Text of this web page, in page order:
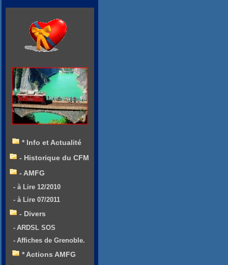
* Info et Actualité
- Historique du CFM
- AMFG
- à Lire 12/2010
- à Lire 07/2011
- Divers
- ARDSL SOS
- Affiches de Grenoble.
* Actions AMFG